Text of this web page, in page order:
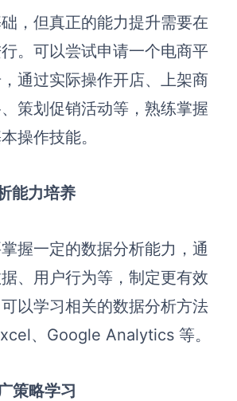
，但真正的能力提升需要在
。可以尝试申请一个电商平
通过实际操作开店、上架商
策划促销活动等，熟练掌握
操作技能。
能力培养
握一定的数据分析能力，通
、用户行为等，制定更有效
以学习相关的数据分析方法
、Google Analytics 等。
策略学习